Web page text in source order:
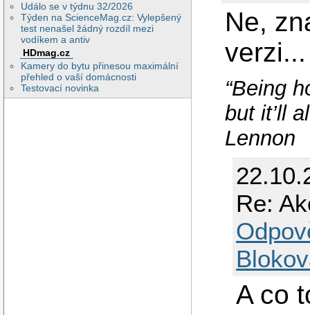
Událo se v týdnu 32/2026
Týden na ScienceMag.cz: Vylepšený
test nenašel žádný rozdíl mezi
vodíkem a antiv
HDmag.cz
Kamery do bytu přinesou maximální
přehled o vaší domácnosti
Testovací novinka
Ne,
verzi...
“Being
but it’ll
Lennon
Re:
A co